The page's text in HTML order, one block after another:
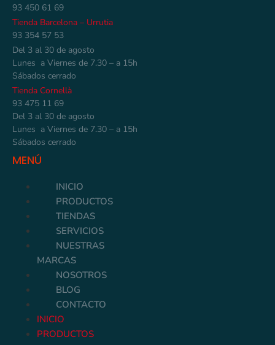
93 450 61 69
Tienda Barcelona – Urrutia
93 354 57 53
Del 3 al 30 de agosto
Lunes a Viernes de 7.30 – a 15h
Sábados cerrado
Tienda Cornellà
93 475 11 69
Del 3 al 30 de agosto
Lunes a Viernes de 7.30 – a 15h
Sábados cerrado
MENÚ
INICIO
PRODUCTOS
TIENDAS
SERVICIOS
NUESTRAS
MARCAS
NOSOTROS
BLOG
CONTACTO
INICIO
PRODUCTOS